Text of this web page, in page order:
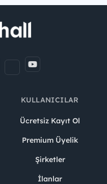
KULLANICILAR
Ücretsiz Kayıt Ol
Premium Üyelik
Şirketler
İlanlar